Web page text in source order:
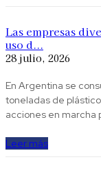
Las empresas
uso d...
28 julio, 2026
En Argentina se
toneladas de plástico
acciones en marcha
Leer más